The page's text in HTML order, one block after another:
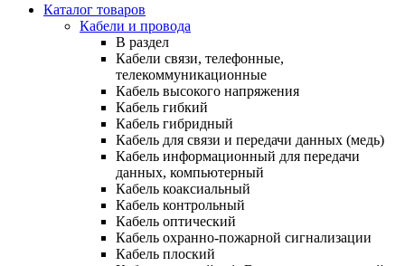
Каталог товаров
Кабели и провода
В раздел
Кабели связи, телефонные,
телекоммуникационные
Кабель высокого напряжения
Кабель гибкий
Кабель гибридный
Кабель для связи и передачи данных (медь)
Кабель информационный для передачи
данных, компьютерный
Кабель коаксиальный
Кабель контрольный
Кабель оптический
Кабель охранно-пожарной сигнализации
Кабель плоский